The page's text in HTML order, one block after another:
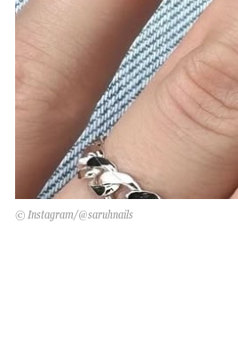
© Instagram/@saruhnails